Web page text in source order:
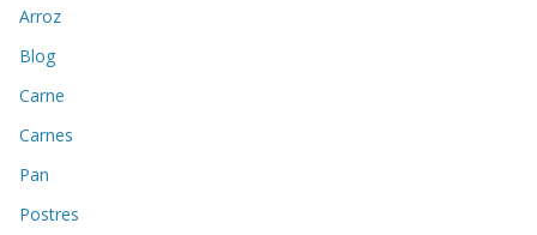
Arroz
Blog
Carne
Carnes
Pan
Postres